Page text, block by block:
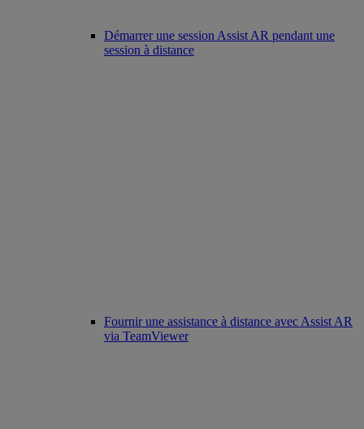
Démarrer une session Assist AR pendant une
session à distance
Fournir une assistance à distance avec Assist AR
via TeamViewer